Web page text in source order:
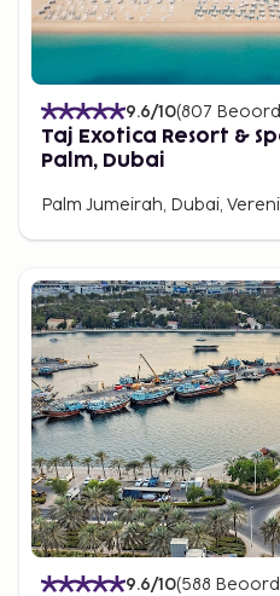
9.6/10(807
Taj Exotica Resort &
Palm, Dubai
Palm Jumeirah, Dubai,
9.6/10(588